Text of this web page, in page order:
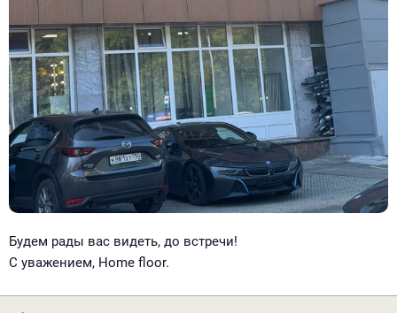
Будем рады вас видеть, до встречи!
С уважением, Home floor.